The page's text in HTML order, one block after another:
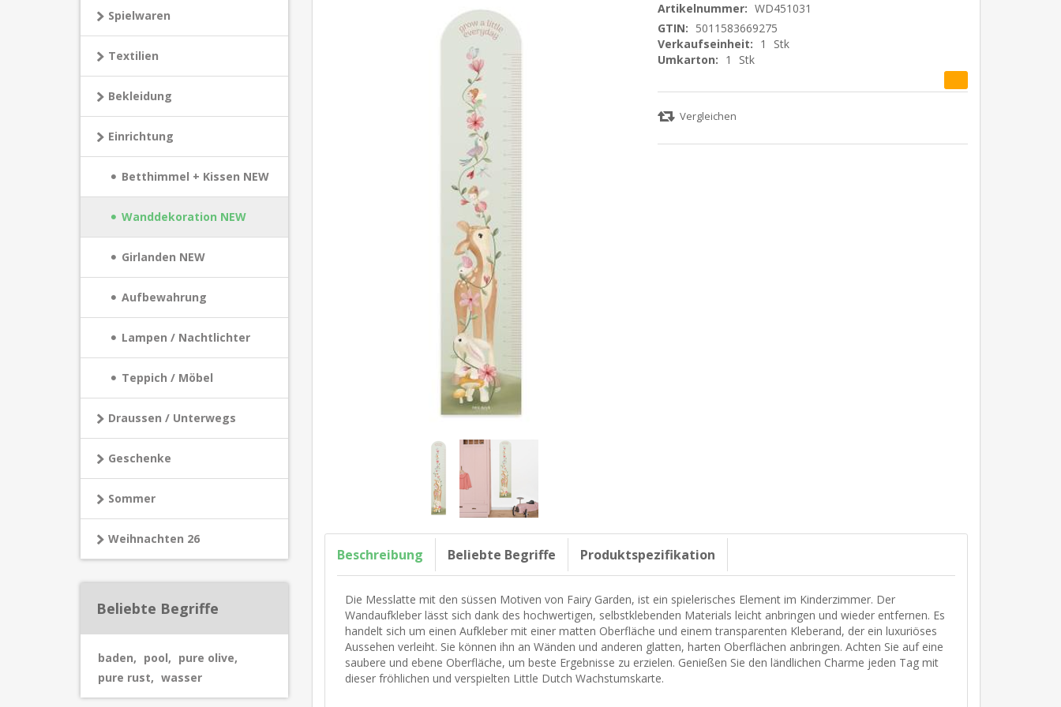
Spielwaren
Textilien
Bekleidung
Einrichtung
Betthimmel + Kissen NEW
Wanddekoration NEW
Girlanden NEW
Aufbewahrung
Lampen / Nachtlichter
Teppich / Möbel
Draussen / Unterwegs
Geschenke
Sommer
Weihnachten 26
Beliebte Begriffe
baden, pool, pure olive,
pure rust, wasser
Artikelnummer: WD451031
GTIN: 5011583669275
Verkaufseinheit: 1
Stk
Umkarton: 1 Stk
Beschreibung Beliebte Begriffe Produktspezifikation
Die Messlatte mit den süssen Motiven von Fairy Garden, ist ein spielerisches Element im Kinderzimmer. Der
Wandaufkleber lässt sich dank des hochwertigen, selbstklebenden Materials leicht anbringen und wieder entfernen. Es
handelt sich um einen Aufkleber mit einer matten Oberfläche und einem transparenten Kleberand, der ein luxuriöses
Aussehen verleiht. Sie können ihn an Wänden und anderen glatten, harten Oberflächen anbringen. Achten Sie auf eine
saubere und ebene Oberfläche, um beste Ergebnisse zu erzielen. Genießen Sie den ländlichen Charme jeden Tag mit
dieser fröhlichen und verspielten Little Dutch Wachstumskarte.